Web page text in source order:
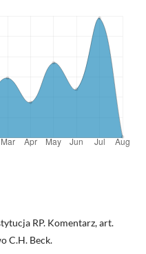
RP. Komentarz, art.
C.H. Beck.